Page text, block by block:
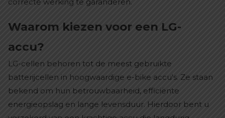
Waarom kiezen voor een LG-
accu?
LG-cellen behoren tot de meest gebruikte
batterijcellen in hoogwaardige e-bike accu's. Ze staan
bekend om hun betrouwbaarheid, efficiënte
energieopslag en lange levensduur. Hierdoor bent u